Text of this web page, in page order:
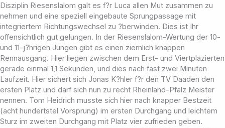
Disziplin Riesenslalom galt es f?r Luca allen Mut zusammen zu
nehmen und eine speziell eingebaute Sprungpassage mit
integriertem Richtungswechsel zu ?berwinden. Dies ist Ihr
offensichtlich gut gelungen. In der Riesenslalom-Wertung der 10-
und 11-j?hrigen Jungen gibt es einen ziemlich knappen
Rennausgang. Hier liegen zwischen dem Erst- und Viertplazierten
gerade einmal 1,1 Sekunden, und dies nach fast zwei Minuten
Laufzeit. Hier sichert sich Jonas K?hler f?r den TV Daaden den
ersten Platz und darf sich nun zu recht Rheinland-Pfalz Meister
nennen. Tom Heidrich musste sich hier nach knapper Bestzeit
(acht hundertstel Vorsprung) im ersten Durchgang und leichtem
Sturz im zweiten Durchgang mit Platz vier zufrieden geben.